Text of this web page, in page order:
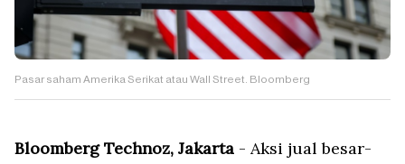
Pasar saham Amerika Serikat atau Wall Street. Bloomberg
Bloomberg Technoz, Jakarta - Aksi jual besar-